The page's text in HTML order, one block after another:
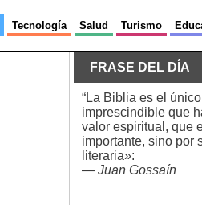
Tecnología Salud Turismo
FRASE DEL DÍA
“La Biblia es el
imprescindible que
valor espiritual, que
importante, sino por
literaria»:
— Juan Gossaín